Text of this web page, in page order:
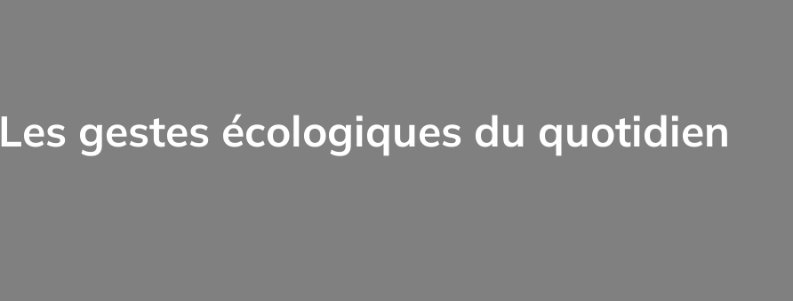
Les gestes écologiques du quotidien